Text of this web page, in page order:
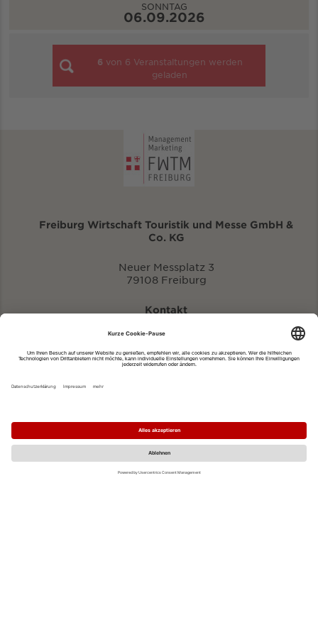
SONNTAG
06.09.2026
6 von 6 Veranstaltungen werden
geladen
Freiburg Wirtschaft Touristik und Messe GmbH &
Co. KG
Neuer Messplatz 3
79108 Freiburg
Kontakt
eventportal@fwtm.de
Impressum